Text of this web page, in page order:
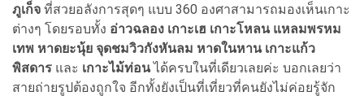
ภูเก็จ ที่สวยอลังการสุดๆ แบบ 360 องศาสามารถมองเห็นเกาะ
ต่างๆ โดยรอบทั้ง อ่าวฉลอง เกาะเฮ เกาะโหลน แหลมพรหม
เทพ หาดยะนุ้ย จุดชมวิวกังหันลม หาดในหาน เกาะแก้ว
พิสดาร และ เกาะไม้ท่อนได้ครบในที่เดียวเลยค่ะ บอกเลยว่า
สายถ่ายรูปต้องถูกใจ อีกทั้งยังเป็นที่เที่ยวที่คนยังไม่ค่อยรู้จัก